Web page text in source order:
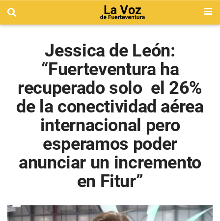
Jessica de León:
“Fuerteventura ha
recuperado solo el 26%
de la conectividad aérea
internacional pero
esperamos poder
anunciar un incremento
en Fitur”